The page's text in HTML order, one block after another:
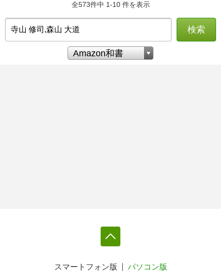
全573件中 1-10 件を表示
検索
スマートフォン版 パソコン版